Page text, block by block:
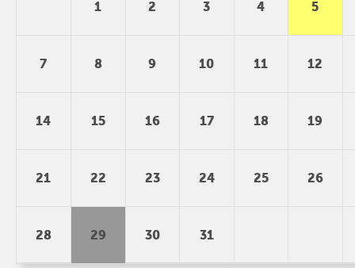
1 2 3 4 5
7 8 9 10 11 12
14 15 16 17 18 19
21 22 23 24 25 26
28 29 30 31